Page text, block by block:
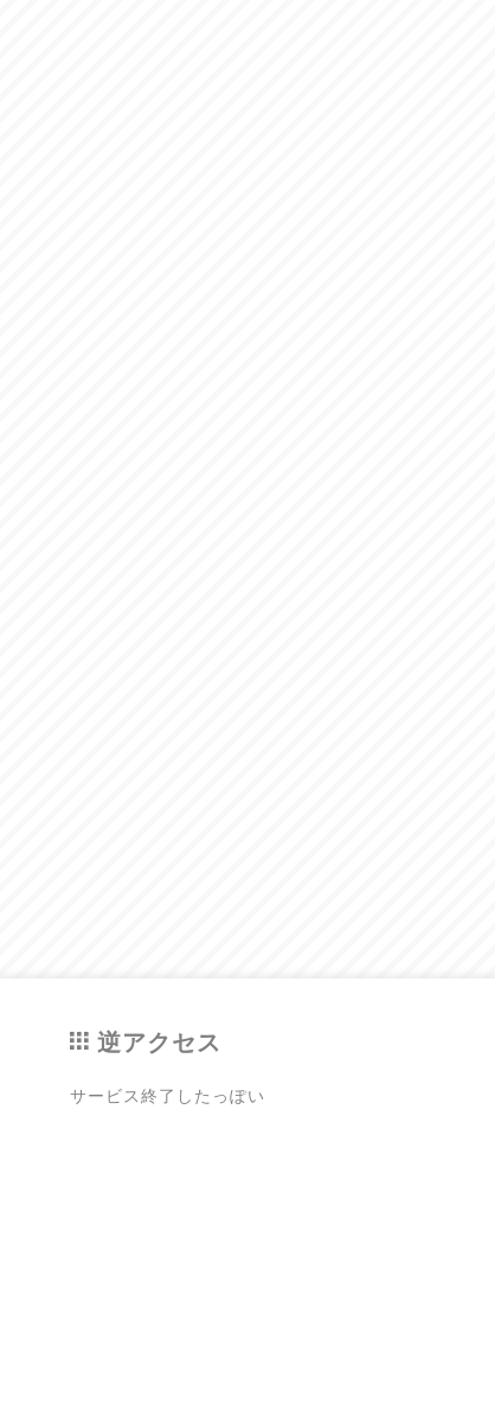
逆アクセス
サービス終了したっぽい